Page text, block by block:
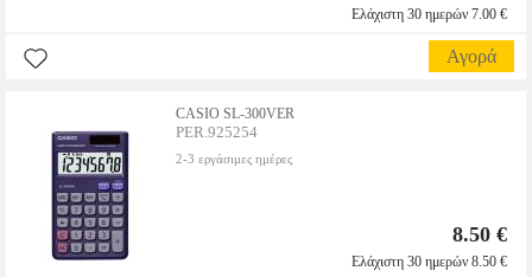
Ελάχιστη 30 ημερών 7.00 €
Αγορά
CASIO SL-300VER
PER.925254
2-3 εργάσιμες ημέρες
8.50 €
Ελάχιστη 30 ημερών 8.50 €